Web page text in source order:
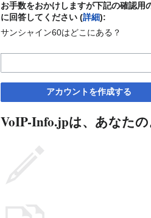
お手数をおかけしますが下記の確認用
に回答してください (詳細):
サンシャイン60はどこにある？
アカウントを作成する
VoIP-Info.jpは、あなた